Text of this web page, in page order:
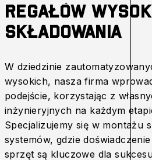
regałów
składowania
W dziedzinie
wysokich, nasza firma
podejście, korzystając z
inżynieryjnych na każdym
Specjalizujemy się w montażu
systemów, gdzie
sprzęt są kluczowe dla